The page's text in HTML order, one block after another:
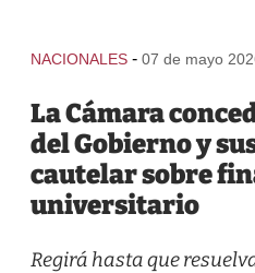
NACIONALES - 07 de mayo
La Cámara
del Gobierno y
cautelar sobre
universitario
Regirá hasta que